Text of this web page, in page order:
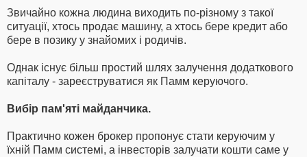
Звичайно кожна людина виходить по-різному з такої
ситуації, хтось продає машину, а хтось бере кредит або
бере в позику у знайомих і родичів.
Однак існує більш простий шлях залучення додаткового
капіталу - зареєструватися як Памм керуючого.
Вибір пам'яті майданчика.
Практично кожен брокер пропонує стати керуючим у
їхній Памм системі, а інвесторів залучати кошти саме у